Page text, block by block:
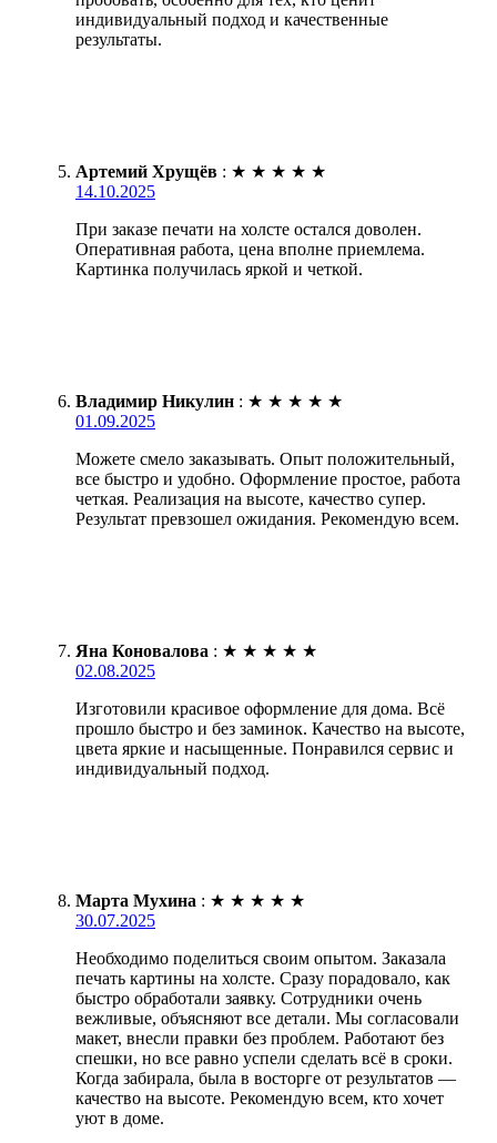
индивидуальный подход и качественные
результаты.
Артемий Хрущёв : ★ ★ ★ ★ ★
14.10.2025
При заказе печати на холсте остался доволен.
Оперативная работа, цена вполне приемлема.
Картинка получилась яркой и четкой.
Владимир Никулин : ★ ★ ★ ★ ★
01.09.2025
Можете смело заказывать. Опыт положительный,
все быстро и удобно. Оформление простое, работа
четкая. Реализация на высоте, качество супер.
Результат превзошел ожидания. Рекомендую всем.
Яна Коновалова : ★ ★ ★ ★ ★
02.08.2025
Изготовили красивое оформление для дома. Всё
прошло быстро и без заминок. Качество на высоте,
цвета яркие и насыщенные. Понравился сервис и
индивидуальный подход.
Марта Мухина : ★ ★ ★ ★ ★
30.07.2025
Необходимо поделиться своим опытом. Заказала
печать картины на холсте. Сразу порадовало, как
быстро обработали заявку. Сотрудники очень
вежливые, объясняют все детали. Мы согласовали
макет, внесли правки без проблем. Работают без
спешки, но все равно успели сделать всё в сроки.
Когда забирала, была в восторге от результатов —
качество на высоте. Рекомендую всем, кто хочет
уют в доме.